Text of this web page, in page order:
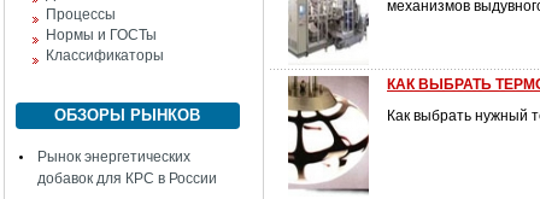
Процессы
Нормы и ГОСТы
Классификаторы
ОБЗОРЫ РЫНКОВ
Рынок энергетических
добавок для КРС в России
механизмов
КАК ВЫБРАТЬ
Как выбрать нужный